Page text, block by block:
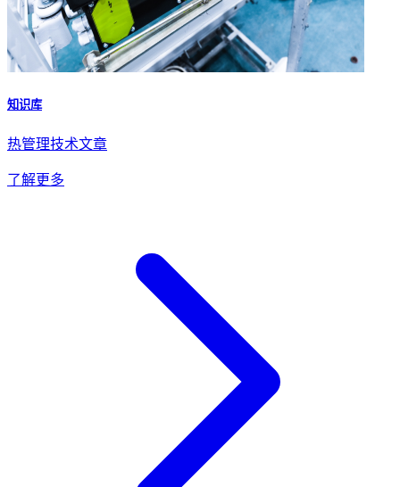
知识库
热管理技术文章
了解更多